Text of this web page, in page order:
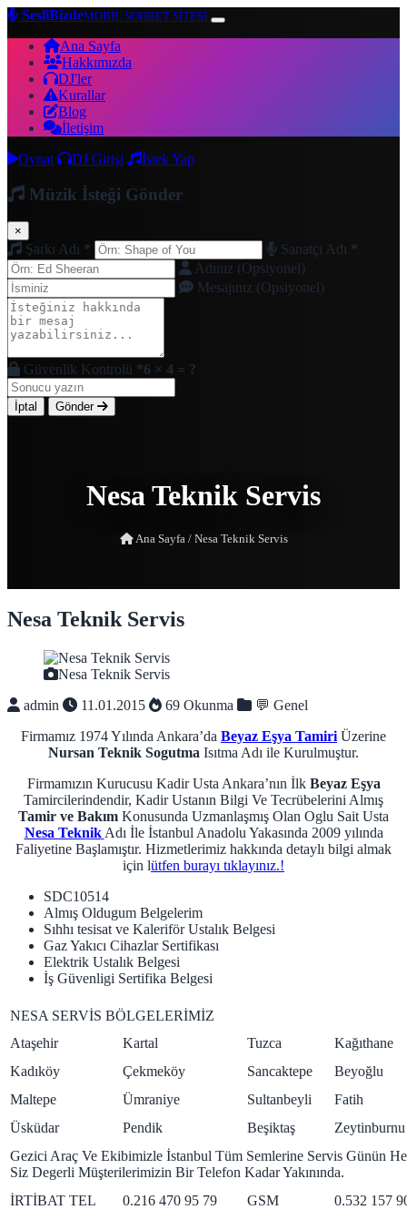
SesliBizdeMOBİL SOHBET SİTESİ
Ana Sayfa
Hakkımızda
DJ'ler
Kurallar
Blog
İletişim
Oynat
DJ Girişi İstek Yap
Müzik İsteği Gönder
×
Şarkı Adı * Sanatçı Adı *
Adınız (Opsiyonel)
Mesajınız (Opsiyonel)
Güvenlik Kontrolü *6 × 4 = ?
İptal Gönder
Nesa Teknik Servis
Ana Sayfa /Nesa Teknik Servis
Nesa Teknik Servis
Nesa Teknik Servis
admin
11.01.2015 69 Okunma
💬 Genel
Firmamız 1974 Yılında Ankara’da Beyaz Eşya Tamiri Üzerine
Nursan Teknik Sogutma Isıtma Adı ile Kurulmuştur.
Firmamızın Kurucusu Kadir Usta Ankara’nın İlk Beyaz Eşya
Tamircilerindendir, Kadir Ustanın Bilgi Ve Tecrübelerini Almış
Tamir ve Bakım Konusunda Uzmanlaşmış Olan Oglu Sait Usta
Nesa Teknik Adı İle İstanbul Anadolu Yakasında 2009 yılında
Faliyetine Başlamıştır. Hizmetlerimiz hakkında detaylı bilgi almak
için lütfen burayı tıklayınız.!
SDC10514
Almış Oldugum Belgelerim
Sıhhı tesisat ve Kaleriför Ustalık Belgesi
Gaz Yakıcı Cihazlar Sertifikası
Elektrik Ustalık Belgesi
İş Güvenligi Sertifika Belgesi
NESA SERVİS BÖLGELERİMİZ
Ataşehir
Kartal Tuzca
Kağıthane
Kadıköy
Çekmeköy Sancaktepe
Beyoğlu
Maltepe
Ümraniye Sultanbeyli
Fatih
Üsküdar
Pendik Beşiktaş
Zeytinburnu
Gezici Araç Ve Ekibimizle İstanbul Tüm Semlerine Servis Günün
Siz Degerli Müşterilerimizin Bir Telefon Kadar Yakınında.
İRTİBAT TEL
0.216 470 95 79 GSM 0.532 157